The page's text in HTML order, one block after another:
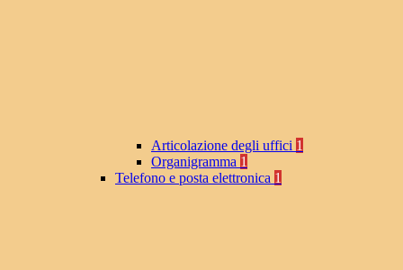
Articolazione degli uffici 1
Organigramma 1
Telefono e posta elettronica 1